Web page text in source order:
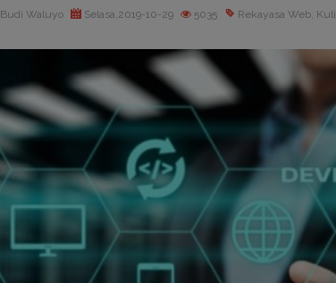
Waluyo Selasa,2019-10-29 5035 Rekayasa Web,